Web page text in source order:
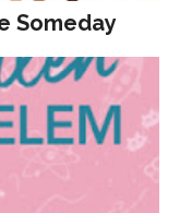
Someday